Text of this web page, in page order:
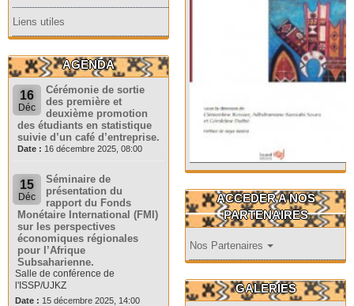
Liens utiles
AGENDA
16
Déc
Cérémonie de sortie
des première et
deuxième promotion
des étudiants en statistique
suivie d’un café d’entreprise.
Date : 16 décembre 2025, 08:00
15
Déc
Séminaire de
présentation du
rapport du Fonds
Monétaire International (FMI)
sur les perspectives
économiques régionales
pour l’Afrique
Subsaharienne.
Salle de conférence de
l'ISSP/UJKZ
Date : 15 décembre 2025, 14:00
ACCEDER A NOS
PARTENAIRES
Nos Partenaires
GALERIES